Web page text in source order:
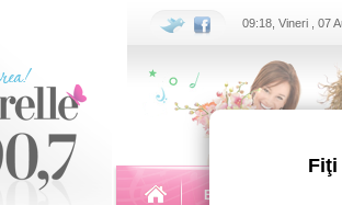
Fiţi
09:18, Vineri , 07
Echipa